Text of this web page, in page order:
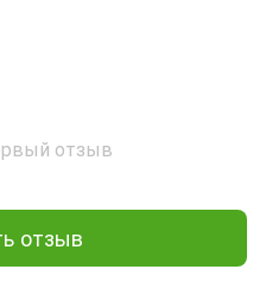
отзыв
отзыв